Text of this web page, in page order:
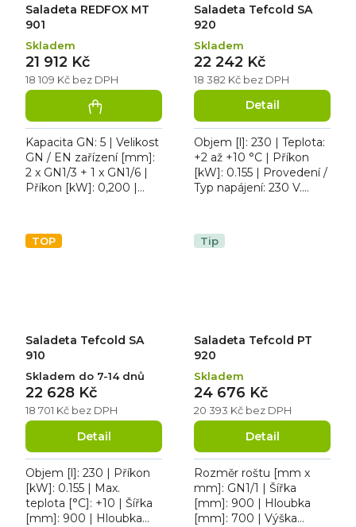
Saladeta REDFOX MT
901
Skladem
18 109 Kč bez DPH
21 912 Kč
Kapacita GN: 5 | Velikost
GN / EN zařízení [mm]:
2 x GN1/3 + 1 x GN1/6 |
Příkon [kW]: 0,200 |
napájení: 230 V. Stůl...
Saladeta Tefcold SA
920
Skladem
18 382 Kč bez DPH
22 242 Kč
Detail
Objem [l]: 230 | Teplota:
+2 až +10 °C | Příkon
[kW]: 0.155 | Provedení /
Typ napájení: 230 V.
automatickým...
TOP
Saladeta Tefcold SA
910
Skladem do 7-14 dnů
18 701 Kč bez DPH
22 628 Kč
Detail
Objem [l]: 230 | Příkon
[kW]: 0.155 | Max.
teplota [°C]: +10 | Šířka
[mm]: 900 | Hloubka
Tip
Saladeta Tefcold PT
920
Skladem
20 393 Kč bez DPH
24 676 Kč
Detail
Rozměr roštu [mm x
mm]: GN1/1 | Šířka
[mm]: 900 | Hloubka
[mm]: 700 | Výška